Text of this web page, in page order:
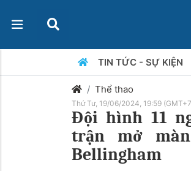
TIN TỨC - SỰ KIỆN
Thể thao
Thứ Tư, 19/06/2024, 19:59
Đội hình 11
trận mở
Bellingham